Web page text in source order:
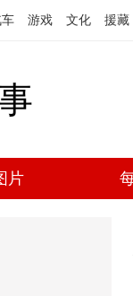
游戏 文化 援藏
片